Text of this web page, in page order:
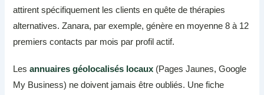
attirent spécifiquement les clients en quête de thérapies
alternatives. Zanara, par exemple, génère en moyenne 8 à 12
premiers contacts par mois par profil actif.
Lesannuaires géolocalisés locaux (Pages Jaunes, Google
My Business) ne doivent jamais être oubliés. Une fiche